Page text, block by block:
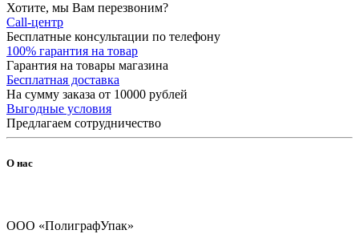
Хотите, мы Вам перезвоним?
Call-центр
Бесплатные консультации по телефону
100% гарантия на товар
Гарантия на товары магазина
Бесплатная доставка
На сумму заказа от 10000 рублей
Выгодные условия
Предлагаем сотрудничество
О нас
ООО «ПолиграфУпак»